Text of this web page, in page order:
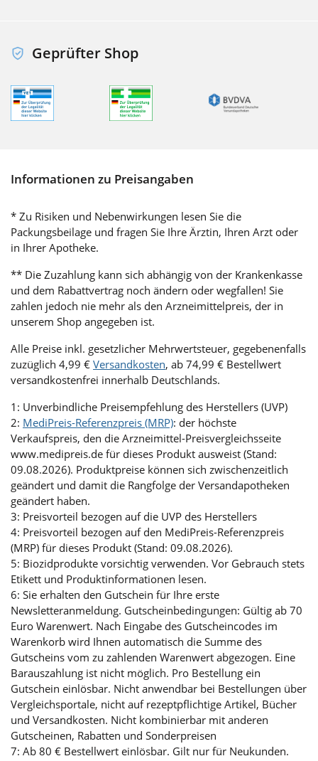
Geprüfter Shop
Informationen zu Preisangaben
* Zu Risiken und Nebenwirkungen lesen Sie die
Packungsbeilage und fragen Sie Ihre Ärztin, Ihren Arzt oder
in Ihrer Apotheke.
** Die Zuzahlung kann sich abhängig von der Krankenkasse
und dem Rabattvertrag noch ändern oder wegfallen! Sie
zahlen jedoch nie mehr als den Arzneimittelpreis, der in
unserem Shop angegeben ist.
Alle Preise inkl. gesetzlicher Mehrwertsteuer, gegebenenfalls
zuzüglich 4,99 € Versandkosten, ab 74,99 € Bestellwert
versandkostenfrei innerhalb Deutschlands.
1: Unverbindliche Preisempfehlung des Herstellers (UVP)
2: MediPreis-Referenzpreis (MRP): der höchste
Verkaufspreis, den die Arzneimittel-Preisvergleichsseite
www.medipreis.de für dieses Produkt ausweist (Stand:
09.08.2026). Produktpreise können sich zwischenzeitlich
geändert und damit die Rangfolge der Versandapotheken
geändert haben.
3: Preisvorteil bezogen auf die UVP des Herstellers
4: Preisvorteil bezogen auf den MediPreis-Referenzpreis
(MRP) für dieses Produkt (Stand: 09.08.2026).
5: Biozidprodukte vorsichtig verwenden. Vor Gebrauch stets
Etikett und Produktinformationen lesen.
6: Sie erhalten den Gutschein für Ihre erste
Newsletteranmeldung. Gutscheinbedingungen: Gültig ab 70
Euro Warenwert. Nach Eingabe des Gutscheincodes im
Warenkorb wird Ihnen automatisch die Summe des
Gutscheins vom zu zahlenden Warenwert abgezogen. Eine
Barauszahlung ist nicht möglich. Pro Bestellung ein
Gutschein einlösbar. Nicht anwendbar bei Bestellungen über
Vergleichsportale, nicht auf rezeptpflichtige Artikel, Bücher
und Versandkosten. Nicht kombinierbar mit anderen
Gutscheinen, Rabatten und Sonderpreisen
7: Ab 80 € Bestellwert einlösbar. Gilt nur für Neukunden.